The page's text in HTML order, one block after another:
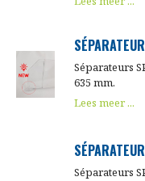
Séparateurs
635 mm.
Lees meer ...
Séparateurs